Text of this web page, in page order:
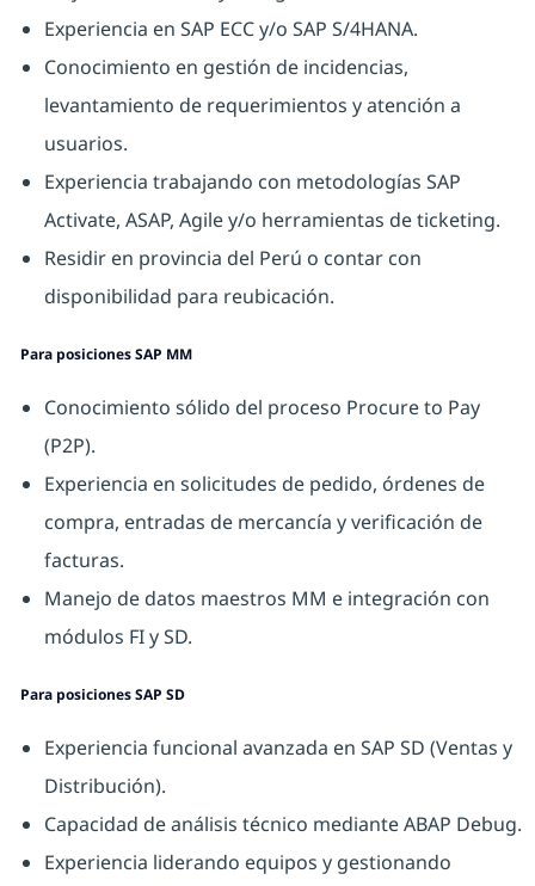
Experiencia en SAP ECC y/o SAP S/4HANA.
Conocimiento en gestión de incidencias,
levantamiento de requerimientos y atención a
usuarios.
Experiencia trabajando con metodologías SAP
Activate, ASAP, Agile y/o herramientas de ticketing.
Residir en provincia del Perú o contar con
disponibilidad para reubicación.
Para posiciones SAP MM
Conocimiento sólido del proceso Procure to Pay
(P2P).
Experiencia en solicitudes de pedido, órdenes de
compra, entradas de mercancía y verificación de
facturas.
Manejo de datos maestros MM e integración con
módulos FI y SD.
Para posiciones SAP SD
Experiencia funcional avanzada en SAP SD (Ventas y
Distribución).
Capacidad de análisis técnico mediante ABAP Debug.
Experiencia liderando equipos y gestionando